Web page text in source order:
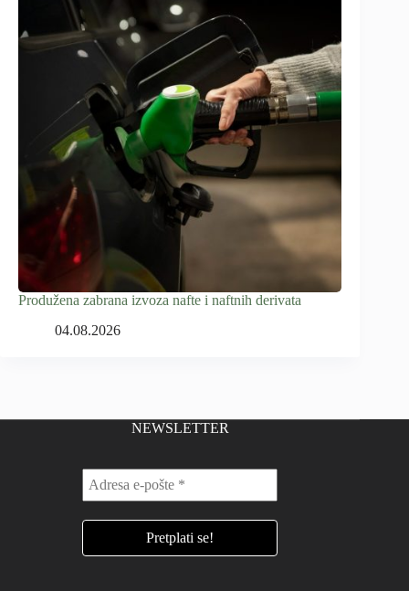
Produžena zabrana izvoza nafte i naftnih derivata
04.08.2026
NEWSLETTER